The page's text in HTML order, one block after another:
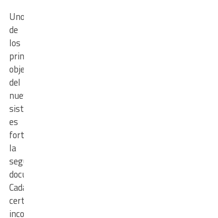
Uno
de
los
principales
objetivos
del
nuevo
sistema
es
fortalecer
la
seguridad
documental.
Cada
certificado
incorpora